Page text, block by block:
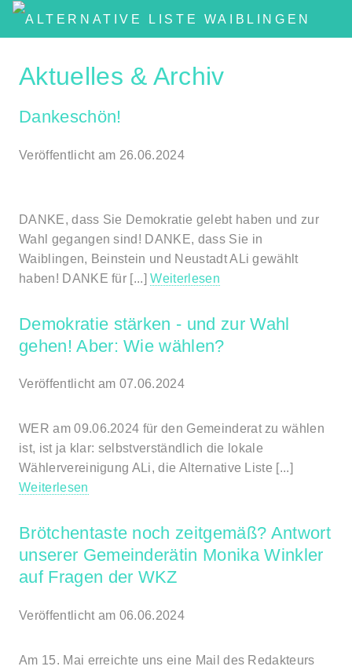
Aktuelles & Archiv
Dankeschön!
Veröffentlicht am 26.06.2024
DANKE, dass Sie Demokratie gelebt haben und zur
Wahl gegangen sind! DANKE, dass Sie in
Waiblingen, Beinstein und Neustadt ALi gewählt
haben! DANKE für [...]Weiterlesen
Demokratie stärken - und zur Wahl
gehen! Aber: Wie wählen?
Veröffentlicht am 07.06.2024
WER am 09.06.2024 für den Gemeinderat zu wählen
ist, ist ja klar: selbstverständlich die lokale
Wählervereinigung ALi, die Alternative Liste [...]
Weiterlesen
Brötchentaste noch zeitgemäß? Antwort
unserer Gemeinderätin Monika Winkler
auf Fragen der WKZ
Veröffentlicht am 06.06.2024
Am 15. Mai erreichte uns eine Mail des Redakteurs